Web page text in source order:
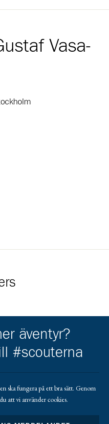
Vasa-
äventyr?
#scouterna
ska fungera på ett bra sätt. Genom
att vi använder cookies.